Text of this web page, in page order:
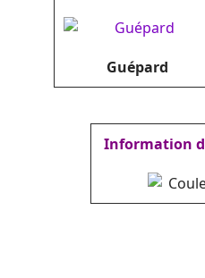
Guépard
Information